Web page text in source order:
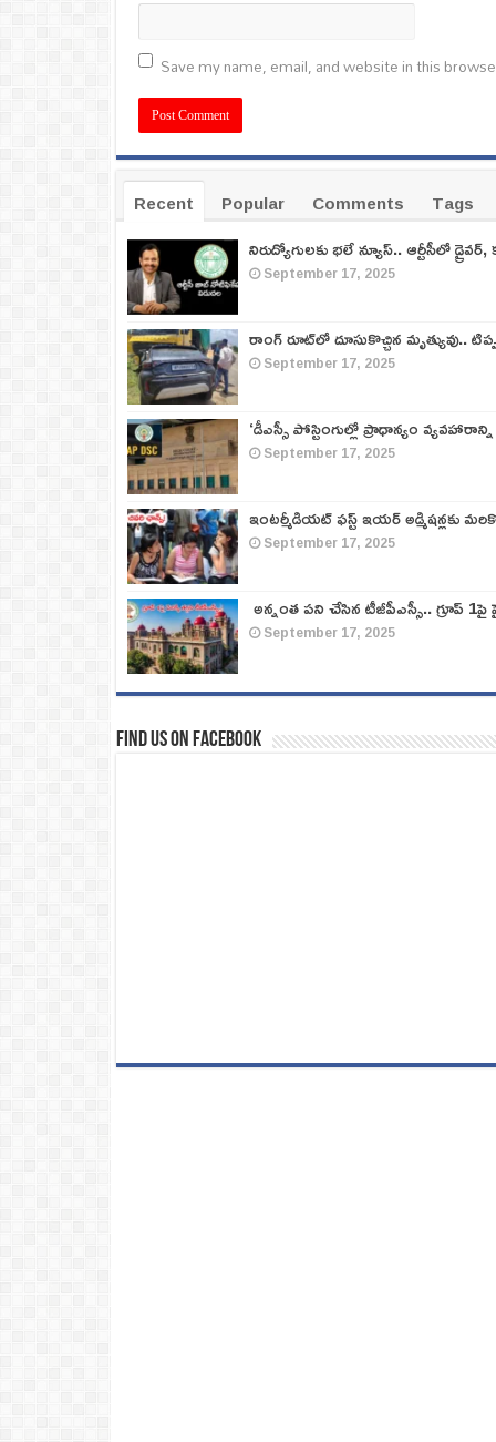
Save my name, email, and website in this
Recent Popular Comments
Tags
నిరుద్యోగులకు భలే న్యూస్.. ఆర్టీసీలో
September 17, 2025
రాంగ్ రూట్‌లో దూసుకొచ్చిన మృత్యువు..
September 17, 2025
‘డీఎస్సీ పోస్టింగుల్లో ప్రాధాన్యం
September 17, 2025
ఇంటర్మీడియట్ ఫస్ట్‌ ఇయర్‌ అడ్మిషన్లకు
September 17, 2025
అన్నంత పని చేసిన టీజీపీఎస్సీ.. గ్రూప్‌
September 17, 2025
Find us on Facebook